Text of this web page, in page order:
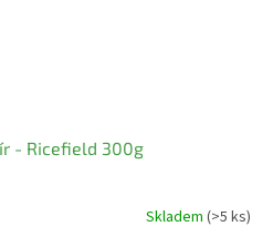
- Ricefield 300g
Skladem (>5 ks)